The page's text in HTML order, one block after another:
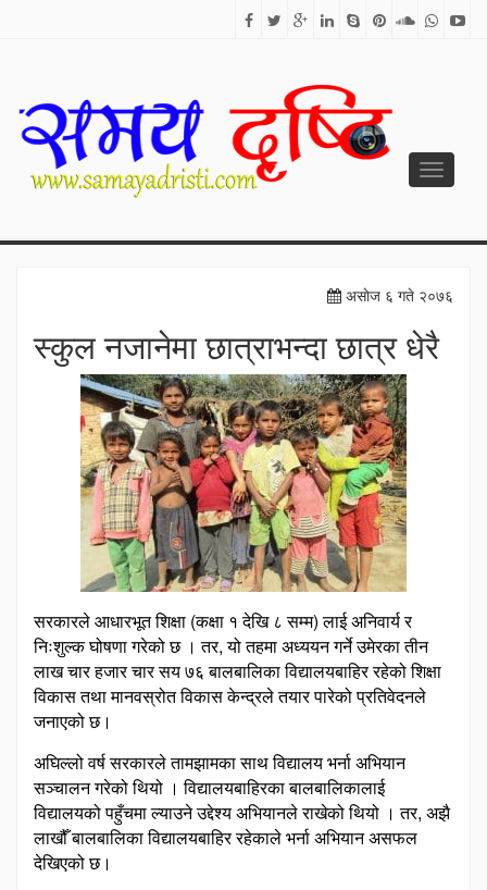
Best News Site from Nepal
Toggle
असाेज ६ गते २०७६
स्कुल नजानेमा छात्राभन्दा छात्र धेरै
सरकारले आधारभूत शिक्षा (कक्षा १ देखि ८ सम्म) लाई अनिवार्य र
निःशुल्क घोषणा गरेको छ । तर, यो तहमा अध्ययन गर्ने उमेरका तीन
लाख चार हजार चार सय ७६ बालबालिका विद्यालयबाहिर रहेको शिक्षा
विकास तथा मानवस्रोत विकास केन्द्रले तयार पारेको प्रतिवेदनले
जनाएको छ।
अघिल्लो वर्ष सरकारले तामझामका साथ विद्यालय भर्ना अभियान
सञ्चालन गरेको थियो । विद्यालयबाहिरका बालबालिकालाई
विद्यालयको पहुँचमा ल्याउने उद्देश्य अभियानले राखेको थियो । तर, अझै
लाखौँ बालबालिका विद्यालयबाहिर रहेकाले भर्ना अभियान असफल
देखिएको छ।